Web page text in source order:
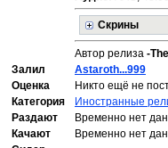
Скрины
Автор релиза -
Залил
Astaroth...999
Оценка
Никто ещё не
Категория
Иностранные
Раздают
Временно нет
Качают
Временно нет